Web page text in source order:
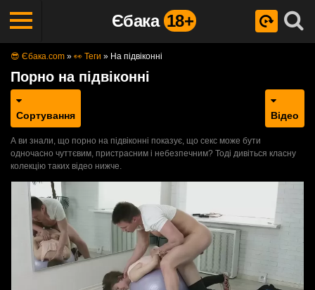
Єбака 18+
😎 Єбака.com » 👀 Теги » На підвіконні
Порно на підвіконні
Сортування Відео
А ви знали, що порно на підвіконні показує, що секс може бути
одночасно чуттєвим, пристрасним і небезпечним? Тоді дивіться класну
колекцію таких відео нижче.